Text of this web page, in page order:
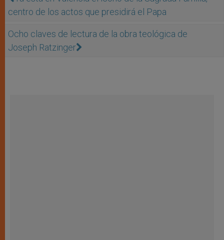
centro de los actos que presidirá el Papa
Ocho claves de lectura de la obra teológica de
Joseph Ratzinger